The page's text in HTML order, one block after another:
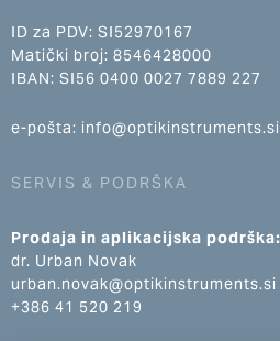
ID za PDV: SI52970167
Matički broj: 8546428000
IBAN: SI56 0400 0027 7889 227
e-pošta: info@optikinstruments.si
SERVIS & PODRŠKA
Prodaja in aplikacijska podrška:
dr. Urban Novak
urban.novak@optikinstruments.si
+386 41 520 219